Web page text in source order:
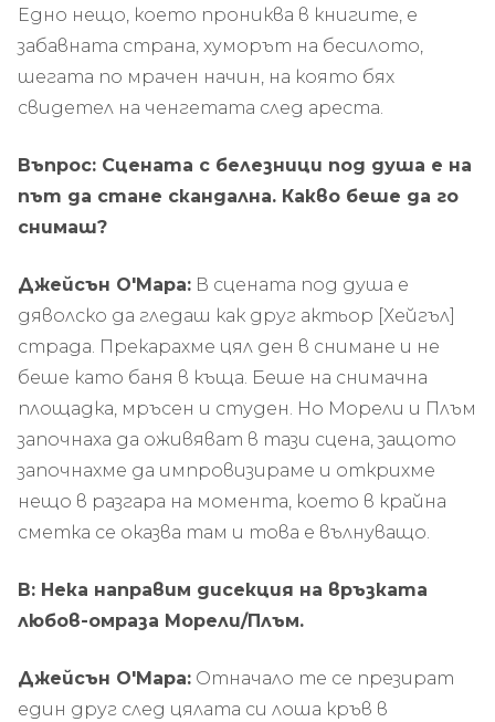
Едно нещо, което прониква в книгите, е
забавната страна, хуморът на бесилото,
шегата по мрачен начин, на която бях
свидетел на ченгетата след ареста.
Въпрос: Сцената с белезници под душа е на
път да стане скандална. Какво беше да го
снимаш?
Джейсън О'Мара: В сцената под душа е
дяволско да гледаш как друг актьор [Хейгъл]
страда. Прекарахме цял ден в снимане и не
беше като баня в къща. Беше на снимачна
площадка, мръсен и студен. Но Морели и Плъм
започнаха да оживяват в тази сцена, защото
започнахме да импровизираме и открихме
нещо в разгара на момента, което в крайна
сметка се оказва там и това е вълнуващо.
В: Нека направим дисекция на връзката
любов-омраза Морели/Плъм.
Джейсън О'Мара: Отначало те се презират
един друг след цялата си лоша кръв в